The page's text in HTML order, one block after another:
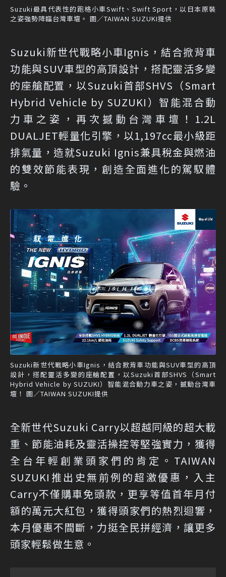
Suzuki最具代表性的跑格小車Swift、Swift Sport，以日本原裝
之姿強勢降臨台灣車壇。 圖／TAIWAN SUZUKI提供
Suzuki新世代戰略小車Ignis，結合掀背車
功能與SUV車型的高頂設計，搭配靈活多變
的座艙配置，以Suzuki首部SHVS（Smart
Hybrid Vehicle by SUZUKI）智能混合動
力車之姿，再次撼動台灣車壇！1.2L
DUALJET輕量化引擎，以1,197cc最小級距
排氣量，造就Suzuki Ignis兼具稅金與燃油
的雙效節能表現，創造全面進化的駕馭體
驗。
Suzuki新世代戰略小車Ignis，結合掀背車功能與SUV車型的高頂
設計，搭配靈活多變的座艙配置，以Suzuki首部SHVS（Smart
Hybrid Vehicle by SUZUKI）智能混合動力車之姿，撼動台灣車
壇！ 圖／TAIWAN SUZUKI提供
全新世代Suzuki Carry以超越同級的超大載
重、節能油耗及靈活操控等堅強實力，獲得
全台年輕創業頭家們的肯定。TAIWAN
SUZUKI推出史無前例的超激優惠，入主
Carry不僅購車免頭款，更享等值首年月付
額的萬元大紅包，獲得頭家們的熱烈迴響，
本月優惠不間斷，力挺全民拼經濟，讓更多
頭家輕鬆做生意。